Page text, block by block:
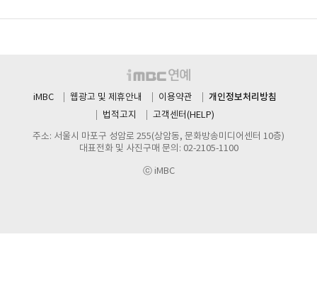
iMBC 웹광고 및 제휴안내 이용약관 개인정보처리방침
법적고지
고객센터(HELP)
주소: 서울시 마포구 성암로 255(상암동, 문화방송미디어센터 10층)
대표전화 및 사진구매 문의: 02-2105-1100
ⓒ iMBC